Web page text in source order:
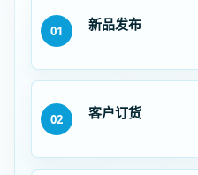
01 新品发布
02 客户订货